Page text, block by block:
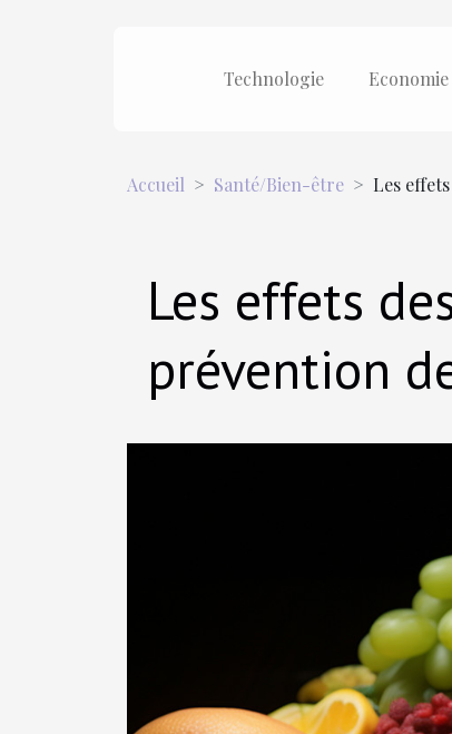
Technologie
Accueil Santé/Bien-être Les
Les effets
prévention